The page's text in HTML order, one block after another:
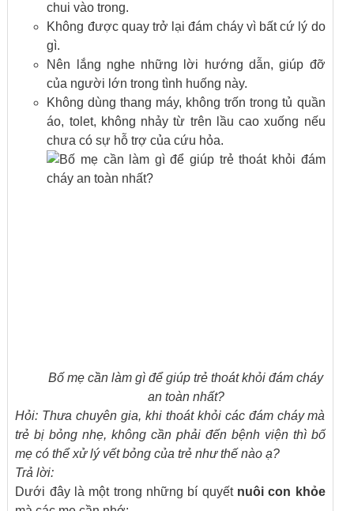
chui vào trong.
Không được quay trở lại đám cháy vì bất cứ lý do
gì.
Nên lắng nghe những lời hướng dẫn, giúp đỡ
của người lớn trong tình huống này.
Không dùng thang máy, không trốn trong tủ quần
áo, tolet, không nhảy từ trên lầu cao xuống nếu
chưa có sự hỗ trợ của cứu hỏa.
Bố mẹ cần làm gì để giúp trẻ thoát khỏi đám cháy
an toàn nhất?
Hỏi: Thưa chuyên gia, khi thoát khỏi các đám cháy mà
trẻ bị bỏng nhẹ, không cần phải đến bệnh viện thì bố
mẹ có thể xử lý vết bỏng của trẻ như thế nào ạ?
Trả lời:
Dưới đây là một trong những bí quyết nuôi con khỏe